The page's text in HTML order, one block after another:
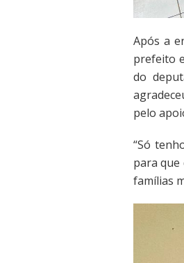
Após a
prefeito
do
pelo
“Só
para que
famílias